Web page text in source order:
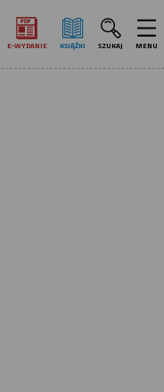
E‑WYDANIE KSIĄŻKI SZUKAJ MENU